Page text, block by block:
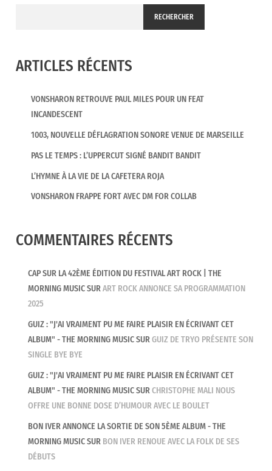
RECHERCHER
ARTICLES RÉCENTS
VONSHARON RETROUVE PAUL MILES POUR UN FEAT
INCANDESCENT
1003, NOUVELLE DÉFLAGRATION SONORE VENUE DE MARSEILLE
PAS LE TEMPS : L’UPPERCUT SIGNÉ BANDIT BANDIT
L’HYMNE À LA VIE DE LA CAFETERA ROJA
VONSHARON FRAPPE FORT AVEC DM FOR COLLAB
COMMENTAIRES RÉCENTS
CAP SUR LA 42ÈME ÉDITION DU FESTIVAL ART ROCK | THE
MORNING MUSICSURART ROCK ANNONCE SA PROGRAMMATION
2025
GUIZ : "J'AI VRAIMENT PU ME FAIRE PLAISIR EN ÉCRIVANT CET
ALBUM" - THE MORNING MUSICSURGUIZ DE TRYO PRÉSENTE SON
SINGLE BYE BYE
GUIZ : "J'AI VRAIMENT PU ME FAIRE PLAISIR EN ÉCRIVANT CET
ALBUM" - THE MORNING MUSICSURCHRISTOPHE MALI NOUS
OFFRE UNE BONNE DOSE D’HUMOUR AVEC LE BOULET
BON IVER ANNONCE LA SORTIE DE SON 5ÈME ALBUM - THE
MORNING MUSICSUR BON IVER RENOUE AVEC LA FOLK DE SES
DÉBUTS